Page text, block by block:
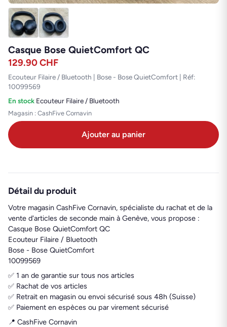
Casque Bose QuietComfort QC
129.90CHF
Ecouteur Filaire / Bluetooth | Bose - Bose QuietComfort | Réf:
10099569
En stock·Ecouteur Filaire / Bluetooth
Magasin : CashFive Cornavin
Ajouter au panier
Détail du produit
Votre magasin CashFive Cornavin, spécialiste du rachat et de la
vente d'articles de seconde main à Genève, vous propose :
Casque Bose QuietComfort QC
Ecouteur Filaire / Bluetooth
Bose - Bose QuietComfort
10099569
✅ 1 an de garantie sur tous nos articles
✅ Rachat de vos articles
✅ Retrait en magasin ou envoi sécurisé sous 48h (Suisse)
✅ Paiement en espèces ou par virement sécurisé
📍 CashFive Cornavin